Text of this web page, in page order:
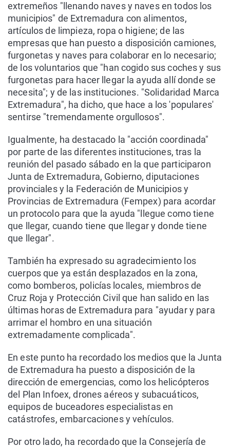
extremeños "llenando naves y naves en todos los
municipios" de Extremadura con alimentos,
artículos de limpieza, ropa o higiene; de las
empresas que han puesto a disposición camiones,
furgonetas y naves para colaborar en lo necesario;
de los voluntarios que "han cogido sus coches y sus
furgonetas para hacer llegar la ayuda allí donde se
necesita"; y de las instituciones. "Solidaridad Marca
Extremadura", ha dicho, que hace a los 'populares'
sentirse "tremendamente orgullosos".
Igualmente, ha destacado la "acción coordinada"
por parte de las diferentes instituciones, tras la
reunión del pasado sábado en la que participaron
Junta de Extremadura, Gobierno, diputaciones
provinciales y la Federación de Municipios y
Provincias de Extremadura (Fempex) para acordar
un protocolo para que la ayuda "llegue como tiene
que llegar, cuando tiene que llegar y donde tiene
que llegar".
También ha expresado su agradecimiento los
cuerpos que ya están desplazados en la zona,
como bomberos, policías locales, miembros de
Cruz Roja y Protección Civil que han salido en las
últimas horas de Extremadura para "ayudar y para
arrimar el hombro en una situación
extremadamente complicada".
En este punto ha recordado los medios que la Junta
de Extremadura ha puesto a disposición de la
dirección de emergencias, como los helicópteros
del Plan Infoex, drones aéreos y subacuáticos,
equipos de buceadores especialistas en
catástrofes, embarcaciones y vehículos.
Por otro lado, ha recordado que la Consejería de